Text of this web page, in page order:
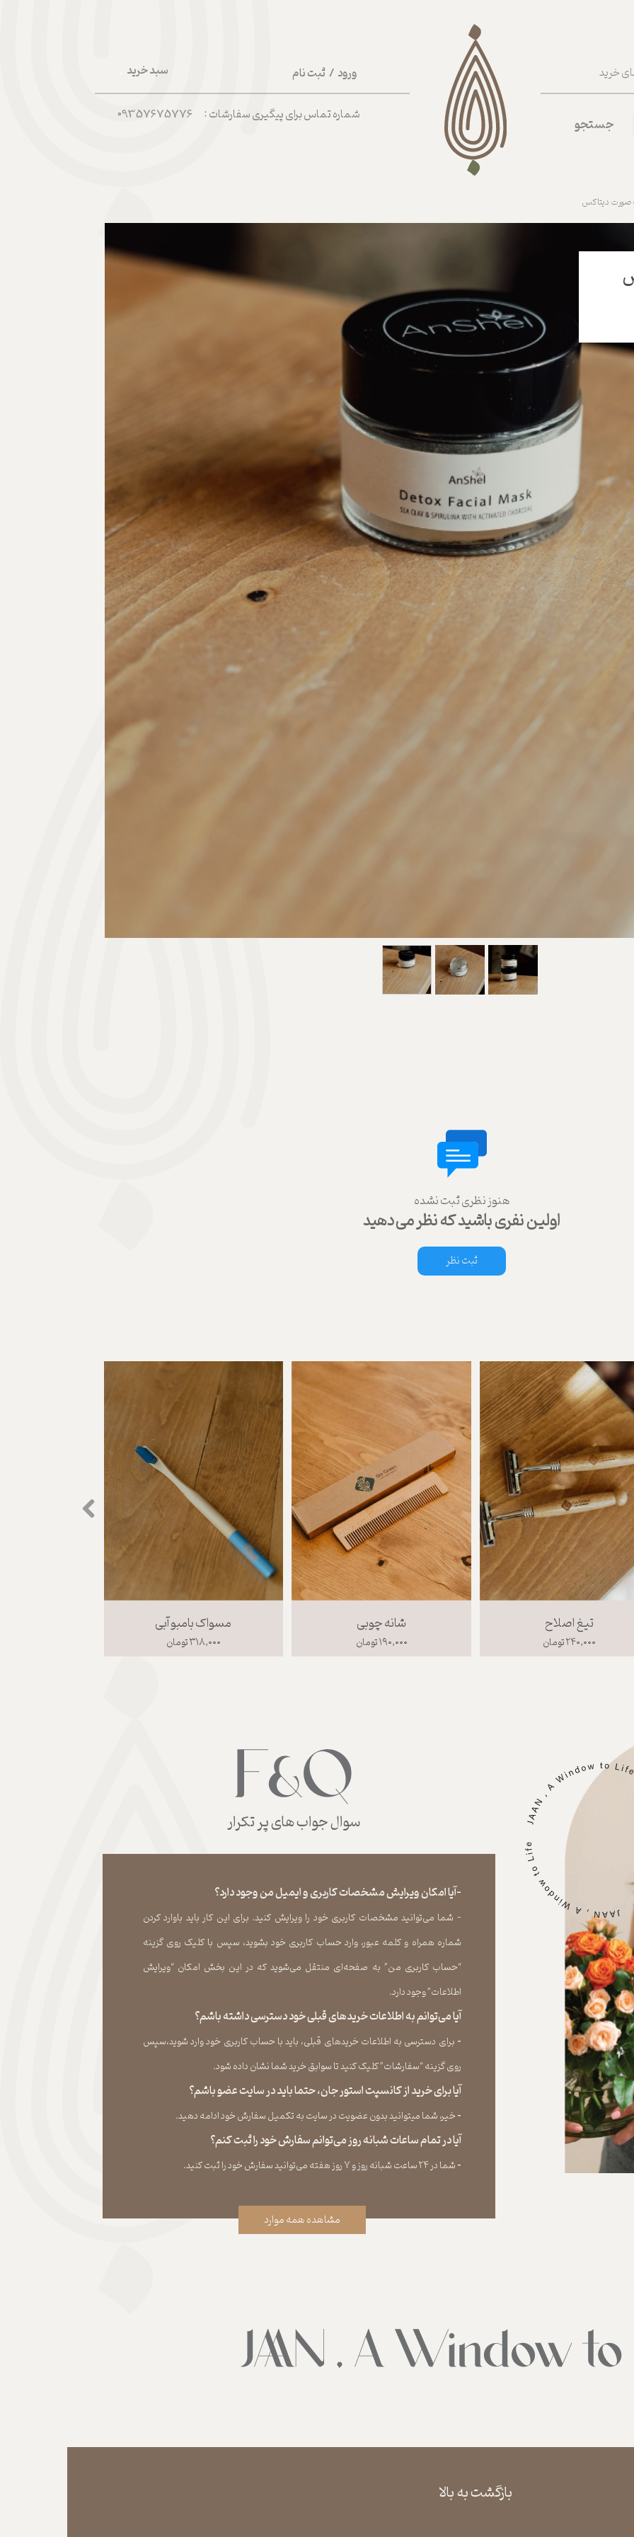
سبد خرید ورود / ثبت نام
حساب کاربری من
تغییر گذر واژه
خرید
شماره تماس برای پیگیری سفارشات : 09357675776
جستجو
دیتاکس
هنوز نظری ثبت نشده
اولین نفری باشید که نظر می‌دهید
ثبت نظر
مسواک بامبو آبی
۳۱۸,۰۰۰ تومان
شانه چوبی
۱۹۰,۰۰۰ تومان
تیغ اصلاح
۲۴۰,۰۰۰ تومان
سوال جواب های پر تکرار
-آیا امکان ویرایش مشخصات کاربری و ایمیل من وجود دارد؟
- شما می‏‌توانید مشخصات کاربری خود را ویرایش کنید. برای این کار باید باوارد کردن
شماره همراه و کلمه عبور، وارد حساب کاربری خود بشوید، سپس با کلیک روی گزینه
“حساب کاربری من” به صفحه‏‌ای منتقل می‏‌شوید که در این بخش امکان “ویرایش
اطلاعات” وجود دارد.​​​​​​​
آیا می‌‏توانم به اطلاعات خریدهای قبلی خود دسترسی داشته باشم؟
​​​​​​​- برای دسترسی به اطلاعات خریدهای قبلی، باید با حساب کاربری خود وارد شوید،سپس
روی گزینه “سفارشات” کلیک کنید تا سوابق خرید شما نشان داده ‏شود.​​​​​​​
آیا برای خرید از کانسپت استور جان، حتما باید در سایت عضو باشم؟
​​​​​​​- خیر، شما میتوانید بدون عضویت در سایت به تکمیل سفارش خود ادامه دهید.​​​​​​​
آیا در تمام ساعات شبانه روز می‌توانم سفارش خود را ثبت کنم؟
​​​​​​​​​​​​​​- شما در ۲۴ ساعت شبانه روز و ۷ روز هفته می‌‏توانید سفارش خود را ثبت کنید.
مشاهده همه موارد
بازگشت به بالا